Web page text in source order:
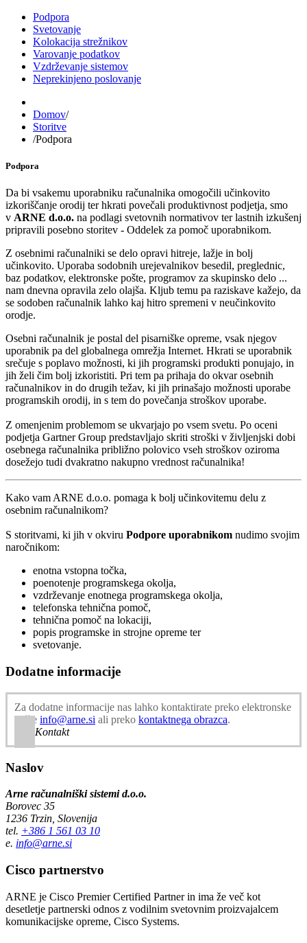
Podpora
Svetovanje
Kolokacija strežnikov
Varovanje podatkov
Vzdrževanje sistemov
Neprekinjeno poslovanje
Domov/
Storitve
/Podpora
Podpora
Da bi vsakemu uporabniku računalnika omogočili učinkovito
izkoriščanje orodij ter hkrati povečali produktivnost podjetja, smo
v ARNE d.o.o. na podlagi svetovnih normativov ter lastnih izkušenj
pripravili posebno storitev - Oddelek za pomoč uporabnikom.
Z osebnimi računalniki se delo opravi hitreje, lažje in bolj
učinkovito. Uporaba sodobnih urejevalnikov besedil, preglednic,
baz podatkov, elektronske pošte, programov za skupinsko delo ...
nam dnevna opravila zelo olajša. Kljub temu pa raziskave kažejo, da
se sodoben računalnik lahko kaj hitro spremeni v neučinkovito
orodje.
Osebni računalnik je postal del pisarniške opreme, vsak njegov
uporabnik pa del globalnega omrežja Internet. Hkrati se uporabnik
srečuje s poplavo možnosti, ki jih programski produkti ponujajo, in
jih želi čim bolj izkoristiti. Pri tem pa prihaja do okvar osebnih
računalnikov in do drugih težav, ki jih prinašajo možnosti uporabe
programskih orodij, in s tem do povečanja stroškov uporabe.
Z omenjenim problemom se ukvarjajo po vsem svetu. Po oceni
podjetja Gartner Group predstavljajo skriti stroški v življenjski dobi
osebnega računalnika približno polovico vseh stroškov oziroma
dosežejo tudi dvakratno nakupno vrednost računalnika!
Kako vam ARNE d.o.o. pomaga k bolj učinkovitemu delu z
osebnim računalnikom?
S storitvami, ki jih v okviru Podpore uporabnikom nudimo svojim
naročnikom:
enotna vstopna točka,
poenotenje programskega okolja,
vzdrževanje enotnega programskega okolja,
telefonska tehnična pomoč,
tehnična pomoč na lokaciji,
popis programske in strojne opreme ter
svetovanje.
Dodatne informacije
Za dodatne informacije nas lahko kontaktirate preko elektronske
pošte info@arne.si ali preko kontaktnega obrazca.
Kontakt
Naslov
Arne računalniški sistemi d.o.o.
Borovec 35
1236 Trzin, Slovenija
tel. +386 1 561 03 10
e. info@arne.si
Cisco partnerstvo
ARNE je Cisco Premier Certified Partner in ima že več kot
desetletje partnerski odnos z vodilnim svetovnim proizvajalcem
komunikacijske opreme, Cisco Systems.